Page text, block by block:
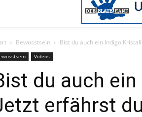
Bewusstsein Bist du auch ein Indigo
Videos
du auch
erfährst